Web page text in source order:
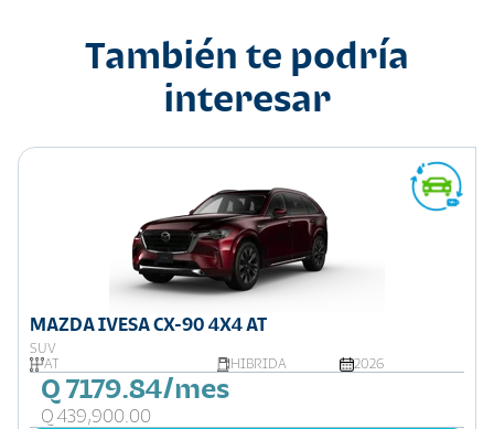
También te podría
interesar
MAZDA IVESA CX-90 4X4 AT
SUV
AT
HIBRIDA 2026
Q 7179.84/mes
Q 439,900.00